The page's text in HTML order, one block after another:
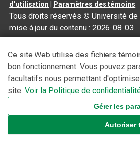
d’utilisation
Paramètres des témoins
Tous droits réservés © Université
mise à jour du contenu :2026-08-03
Ce site Web utilise des fichiers
bon fonctionnement. Vous pouvez
facultatifs nous permettant
site. Voir la Politique de
Gérer les
Autoriser